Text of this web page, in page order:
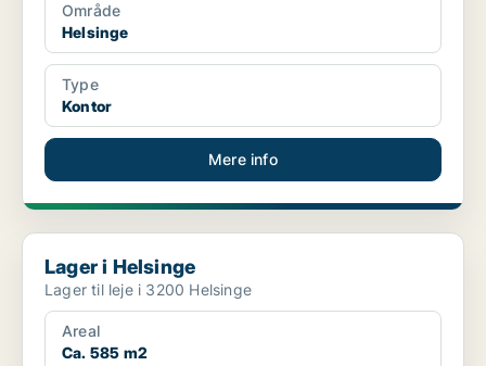
Område
Helsinge
Type
Kontor
Mere info
Lager i Helsinge
Lager i Helsinge
Lager til leje i 3200 Helsinge
Areal
Ca. 585 m2